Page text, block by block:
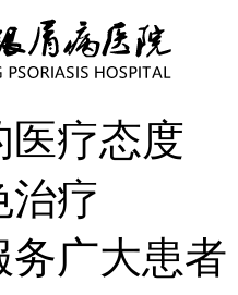
医疗态度
治疗
务广大患者